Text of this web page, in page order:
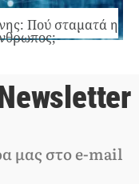
Πού σταματά η
μας στο e-mail